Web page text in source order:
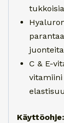
C & E-
vitamiini
Käyttöohje: